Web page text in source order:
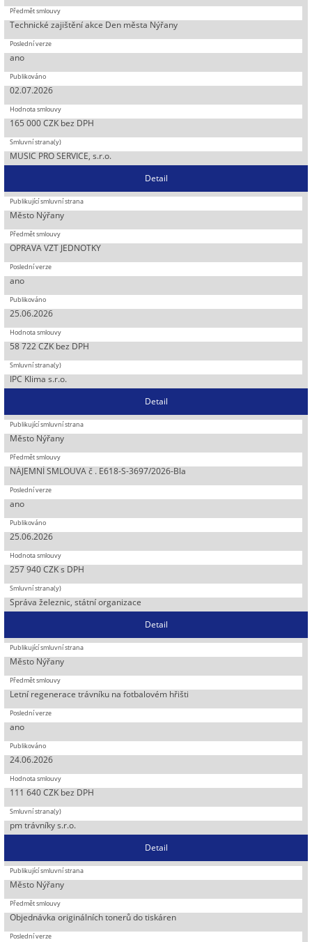
Technické zajištění akce Den města Nýřany
ano
02.07.2026
165 000 CZK bez DPH
MUSIC PRO SERVICE, s.r.o.
Detail
Město Nýřany
OPRAVA VZT JEDNOTKY
ano
25.06.2026
58 722 CZK bez DPH
IPC Klima s.r.o.
Detail
Město Nýřany
NÁJEMNÍ SMLOUVA č . E618-S-3697/2026-Bla
ano
25.06.2026
257 940 CZK s DPH
Správa železnic, státní organizace
Detail
Město Nýřany
Letní regenerace trávníku na fotbalovém hřišti
ano
24.06.2026
111 640 CZK bez DPH
pm trávníky s.r.o.
Detail
Město Nýřany
Objednávka originálních tonerů do tiskáren